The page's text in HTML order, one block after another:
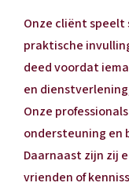
Onze cliënt speelt
praktische
deed voordat
en
Onze
ondersteuning en
Daarnaast zijn zij
vrienden of